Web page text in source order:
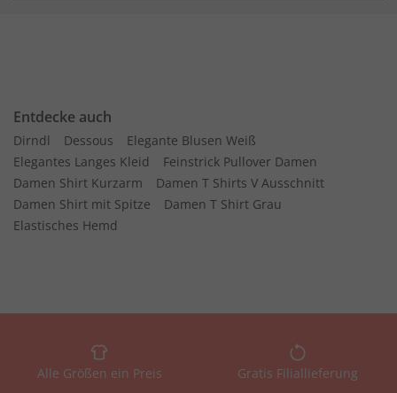
Entdecke auch
Dirndl Dessous
Elegante Blusen Weiß
Elegantes Langes Kleid
Feinstrick Pullover Damen
Damen Shirt Kurzarm
Damen T Shirts V Ausschnitt
Damen Shirt mit Spitze
Damen T Shirt Grau
Elastisches Hemd
Alle Größen ein Preis Gratis Filiallieferung